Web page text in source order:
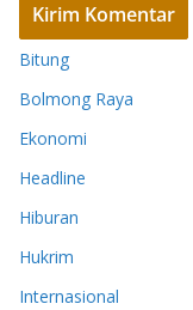
Bitung
Bolmong Raya
Ekonomi
Headline
Hiburan
Hukrim
Internasional